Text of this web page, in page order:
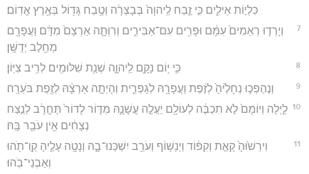
כִּלְי֣וֹת אֵילִ֑ים כִּ֣י זֶ֤בַח לַֽיהוָה֙ בְּבָצְרָ֔ה וְטֶ֥בַח גָּד֖וֹל בְּאֶ֥רֶץ אֱדֽוֹם׃
7
וְיָרְד֤וּ רְאֵמִים֙ עִמָּ֔ם וּפָרִ֖ים עִם־אַבִּירִ֑ים וְרִוְּתָ֤ה אַרְצָם֙ מִדָּ֔ם וַעֲפָרָ֖ם
מֵחֵ֥לֶב יְדֻשָּֽׁן׃
8 כִּ֛י י֥וֹם נָקָ֖ם לַֽיהוָ֑ה שְׁנַ֥ת שִׁלּוּמִ֖ים לְרִ֥יב צִיּֽוֹן׃
9 וְנֶהֶפְכ֤וּ נְחָלֶ֙יהָ֙ לְזֶ֔פֶת וַעֲפָרָ֖הּ לְגָפְרִ֑ית וְהָיְתָ֣ה אַרְצָ֔הּ לְזֶ֖פֶת בֹּעֵרָֽה׃
10 לַ֤יְלָה וְיוֹמָם֙ לֹ֣א תִכְבֶּ֔ה לְעוֹלָ֖ם יַעֲלֶ֣ה עֲשָׁנָ֑הּ מִדּ֤וֹר לָדוֹר֙ תֶּחֱרָ֔ב לְנֵ֣צַח
נְצָחִ֔ים אֵ֥ין עֹבֵ֖ר בָּֽהּ׃
11
וִירֵשׁ֙וּהָ֙ קָאַ֣ת וְקִפּ֔וֹד וְיַנְשׁ֥וֹף וְעֹרֵ֖ב יִשְׁכְּנוּ־בָ֑הּ וְנָטָ֥ה עָלֶ֛יהָ קַֽו־תֹ֖הוּ
וְאַבְנֵי־בֹֽהוּ׃